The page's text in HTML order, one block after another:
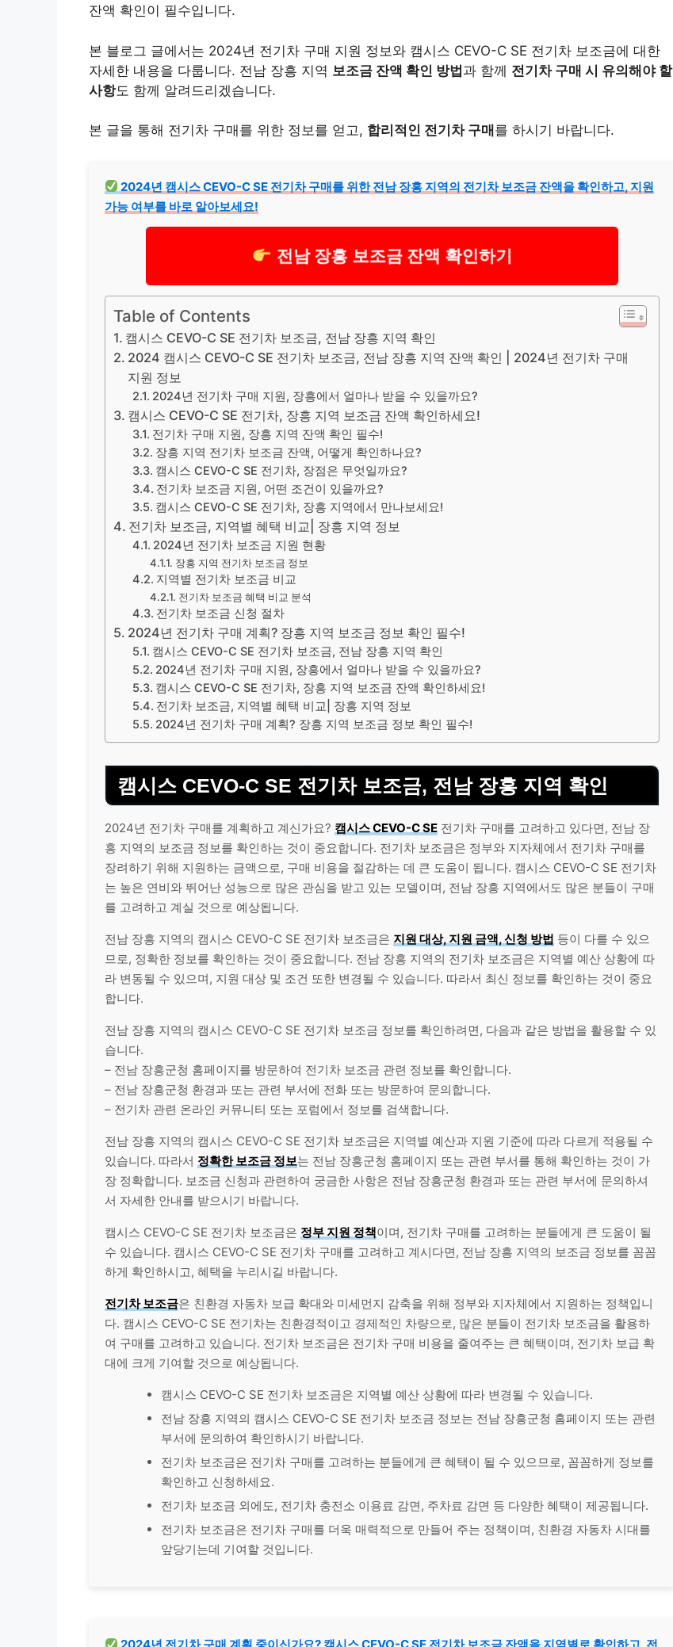
잔액 확인이 필수입니다.
본 블로그 글에서는 2024년 전기차 구매 지원 정보와 캠시스 CEVO-C SE 전기차 보조금에 대한
자세한 내용을 다룹니다. 전남 장흥 지역 보조금 잔액 확인 방법과 함께 전기차 구매 시 유의해야 할
사항도 함께 알려드리겠습니다.
본 글을 통해 전기차 구매를 위한 정보를 얻고, 합리적인 전기차 구매 를 하시기 바랍니다.
2024년 캠시스 CEVO-C SE 전기차 구매를 위한 전남 장흥 지역의 전기차 보조금 잔액을 확인하고, 지원
가능 여부를 바로 알아보세요!
전남 장흥 보조금 잔액 확인하기
Table of Contents
캠시스 CEVO-C SE 전기차 보조금, 전남 장흥 지역 확인
2024 캠시스 CEVO-C SE 전기차 보조금, 전남 장흥 지역 잔액 확인 | 2024년 전기차 구매
지원 정보
2024년 전기차 구매 지원, 장흥에서 얼마나 받을 수 있을까요?
캠시스 CEVO-C SE 전기차, 장흥 지역 보조금 잔액 확인하세요!
전기차 구매 지원, 장흥 지역 잔액 확인 필수!
장흥 지역 전기차 보조금 잔액, 어떻게 확인하나요?
캠시스 CEVO-C SE 전기차, 장점은 무엇일까요?
전기차 보조금 지원, 어떤 조건이 있을까요?
캠시스 CEVO-C SE 전기차, 장흥 지역에서 만나보세요!
전기차 보조금, 지역별 혜택 비교| 장흥 지역 정보
2024년 전기차 보조금 지원 현황
장흥 지역 전기차 보조금 정보
지역별 전기차 보조금 비교
전기차 보조금 혜택 비교 분석
전기차 보조금 신청 절차
2024년 전기차 구매 계획? 장흥 지역 보조금 정보 확인 필수!
캠시스 CEVO-C SE 전기차 보조금, 전남 장흥 지역 확인
2024년 전기차 구매 지원, 장흥에서 얼마나 받을 수 있을까요?
캠시스 CEVO-C SE 전기차, 장흥 지역 보조금 잔액 확인하세요!
전기차 보조금, 지역별 혜택 비교| 장흥 지역 정보
2024년 전기차 구매 계획? 장흥 지역 보조금 정보 확인 필수!
캠시스 CEVO-C SE 전기차 보조금, 전남 장흥 지역 확인
2024년 전기차 구매를 계획하고 계신가요? 캠시스 CEVO-C SE 전기차 구매를 고려하고 있다면, 전남 장
흥 지역의 보조금 정보를 확인하는 것이 중요합니다. 전기차 보조금은 정부와 지자체에서 전기차 구매를
장려하기 위해 지원하는 금액으로, 구매 비용을 절감하는 데 큰 도움이 됩니다. 캠시스 CEVO-C SE 전기차
는 높은 연비와 뛰어난 성능으로 많은 관심을 받고 있는 모델이며, 전남 장흥 지역에서도 많은 분들이 구매
를 고려하고 계실 것으로 예상됩니다.
전남 장흥 지역의 캠시스 CEVO-C SE 전기차 보조금은 지원 대상, 지원 금액, 신청 방법 등이 다를 수 있으
므로, 정확한 정보를 확인하는 것이 중요합니다. 전남 장흥 지역의 전기차 보조금은 지역별 예산 상황에 따
라 변동될 수 있으며, 지원 대상 및 조건 또한 변경될 수 있습니다. 따라서 최신 정보를 확인하는 것이 중요
합니다.
전남 장흥 지역의 캠시스 CEVO-C SE 전기차 보조금 정보를 확인하려면, 다음과 같은 방법을 활용할 수 있
습니다.
– 전남 장흥군청 홈페이지를 방문하여 전기차 보조금 관련 정보를 확인합니다.
– 전남 장흥군청 환경과 또는 관련 부서에 전화 또는 방문하여 문의합니다.
– 전기차 관련 온라인 커뮤니티 또는 포럼에서 정보를 검색합니다.
전남 장흥 지역의 캠시스 CEVO-C SE 전기차 보조금은 지역별 예산과 지원 기준에 따라 다르게 적용될 수
있습니다. 따라서 정확한 보조금 정보는 전남 장흥군청 홈페이지 또는 관련 부서를 통해 확인하는 것이 가
장 정확합니다. 보조금 신청과 관련하여 궁금한 사항은 전남 장흥군청 환경과 또는 관련 부서에 문의하셔
서 자세한 안내를 받으시기 바랍니다.
캠시스 CEVO-C SE 전기차 보조금은 정부 지원 정책이며, 전기차 구매를 고려하는 분들에게 큰 도움이 될
수 있습니다. 캠시스 CEVO-C SE 전기차 구매를 고려하고 계시다면, 전남 장흥 지역의 보조금 정보를 꼼꼼
하게 확인하시고, 혜택을 누리시길 바랍니다.
전기차 보조금은 친환경 자동차 보급 확대와 미세먼지 감축을 위해 정부와 지자체에서 지원하는 정책입니
다. 캠시스 CEVO-C SE 전기차는 친환경적이고 경제적인 차량으로, 많은 분들이 전기차 보조금을 활용하
여 구매를 고려하고 있습니다. 전기차 보조금은 전기차 구매 비용을 줄여주는 큰 혜택이며, 전기차 보급 확
대에 크게 기여할 것으로 예상됩니다.
캠시스 CEVO-C SE 전기차 보조금은 지역별 예산 상황에 따라 변경될 수 있습니다.
전남 장흥 지역의 캠시스 CEVO-C SE 전기차 보조금 정보는 전남 장흥군청 홈페이지 또는 관련
부서에 문의하여 확인하시기 바랍니다.
전기차 보조금은 전기차 구매를 고려하는 분들에게 큰 혜택이 될 수 있으므로, 꼼꼼하게 정보를
확인하고 신청하세요.
전기차 보조금 외에도, 전기차 충전소 이용료 감면, 주차료 감면 등 다양한 혜택이 제공됩니다.
전기차 보조금은 전기차 구매를 더욱 매력적으로 만들어 주는 정책이며, 친환경 자동차 시대를
앞당기는데 기여할 것입니다.